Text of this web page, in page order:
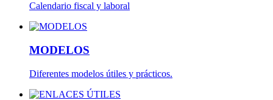
Calendario fiscal y laboral
MODELOS
Diferentes modelos útiles y prácticos.